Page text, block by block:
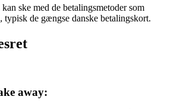
ske med de betalingsmetoder som
typisk de gængse danske betalingskort.
away: